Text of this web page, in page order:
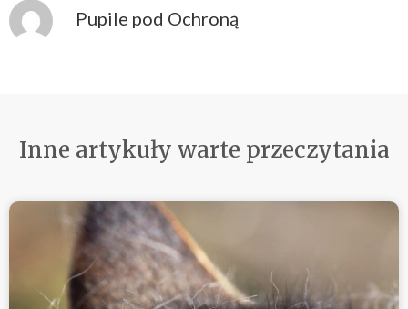
Pupile pod Ochroną
Inne artykuły warte przeczytania